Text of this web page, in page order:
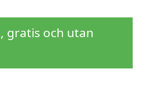
gratis och utan